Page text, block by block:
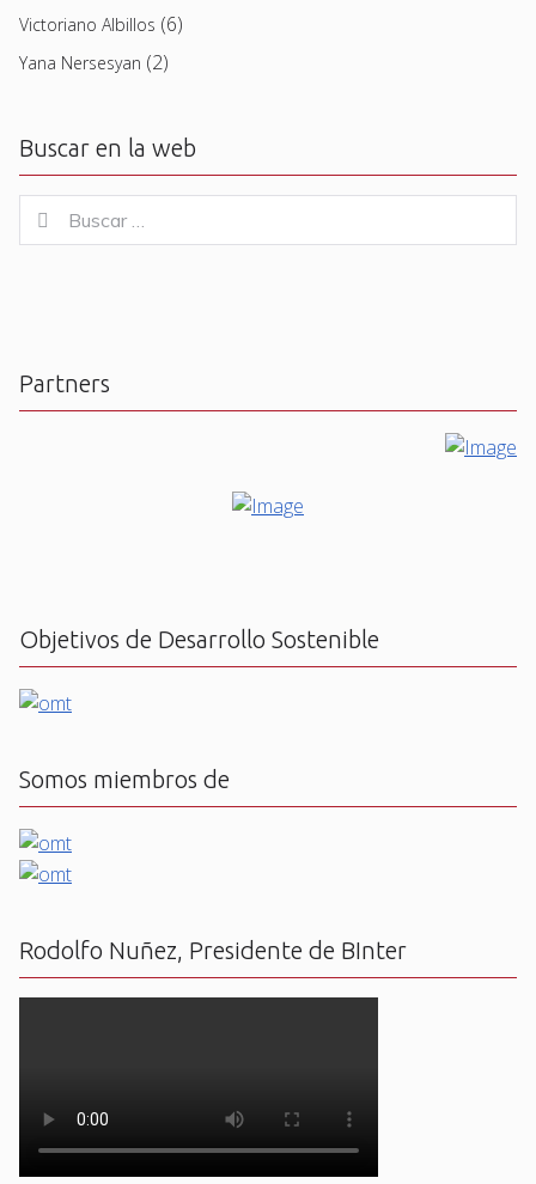
Victoriano Albillos (6)
Yana Nersesyan (2)
Buscar en la web
for:
Buscar
Partners
Objetivos de Desarrollo Sostenible
Somos miembros de
Rodolfo Nuñez, Presidente de BInter